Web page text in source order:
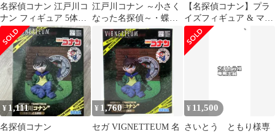
名探偵コナン 江戸川コ
ナン フィギュア 5体セ
ット
江戸川コナン ～小さく
なった名探偵～・蝶ネ
クタイ型変声機 セット
【名探偵コナン】プラ
イズフィギュア & マス
コット 6点セット
¥ 1,111
名探偵コナン
¥ 1,760
セガ VIGNETTEUM 名
¥ 11,500
さいとう ともり様専